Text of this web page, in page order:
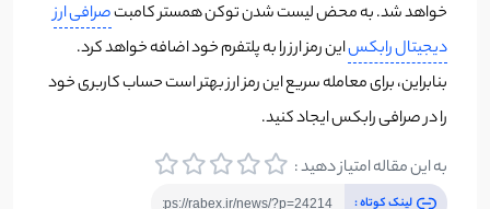
خواهد شد. به محض لیست شدن توکن همستر کامبتصرافی ارز
دیجیتال رابکساین رمز ارز را به پلتفرم خود اضافه خواهد کرد.
بنابراین، برای معامله سریع این رمز ارز بهتر است حساب کاربری خود
را در صرافی رابکس ایجاد کنید.
به این مقاله امتیاز دهید :
لینک کوتاه :